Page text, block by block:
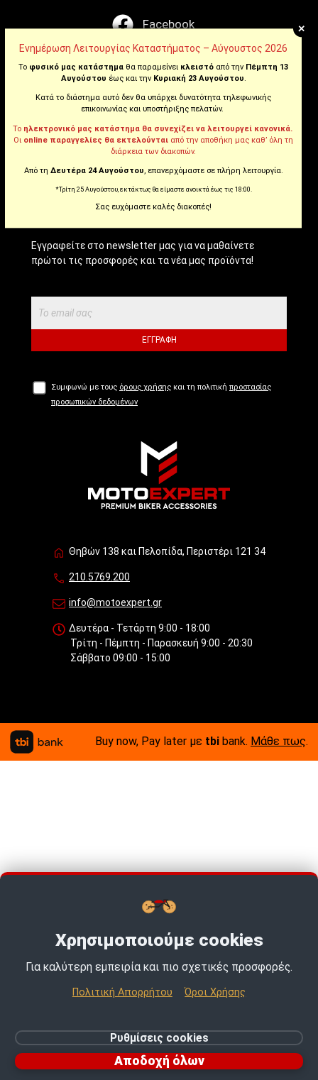
Facebook
Youtube
Tiktok
NEWSLETTER!
Εγγραφείτε στο newsletter μας για να μαθαίνετε
πρώτοι τις προσφορές και τα νέα μας προϊόντα!
ΕΓΓΡΑΦΉ
Συμφωνώ με τους όρους χρήσης και τη πολιτική προστασίας
προσωπικών δεδομένων
Θηβών 138 και Πελοπίδα, Περιστέρι 121 34
210.5769.200
info@motoexpert.gr
Δευτέρα - Τετάρτη 9:00 - 18:00
Τρίτη - Πέμπτη - Παρασκευή 9:00 - 20:30
Σάββατο 09:00 - 15:00
Buy now, Pay later με tbi bank. Μάθε πως.
+
Ενημέρωση Λειτουργίας Καταστήματος – Αύγουστος 2026
Το φυσικό μας κατάστημα θα παραμείνει κλειστό από την Πέμπτη 13
Αυγούστου έως και τηνΚυριακή 23 Αυγούστου.
Κατά το διάστημα αυτό δεν θα υπάρχει δυνατότητα τηλεφωνικής
επικοινωνίας και υποστήριξης πελατών.
Το ηλεκτρονικό μας κατάστημα θα συνεχίζει να λειτουργεί κανονικά.
Οι online παραγγελίες θα εκτελούνται από την αποθήκη μας καθ’ όλη τη
διάρκεια των διακοπών.
Από τη Δευτέρα 24 Αυγούστου, επανερχόμαστε σε πλήρη λειτουργία.
*Τρίτη 25 Αυγούστου, εκτάκτως θα είμαστε ανοικτά έως τις 18:00.
Σας ευχόμαστε καλές διακοπές!
Ρυθμίσεις cookies
Χρησιμοποιούμε cookies
Για καλύτερη εμπειρία και πιο σχετικές προσφορές.
Πολιτική Απορρήτου Όροι Χρήσης
Ρυθμίσεις cookies
Αποδοχή όλων